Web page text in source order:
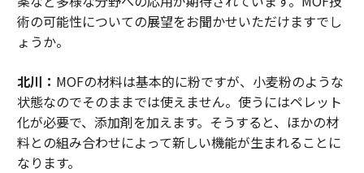
術の可能性についての展望をお聞かせいただけますでし
ょうか。
北川： MOFの材料は基本的に粉ですが、小麦粉のような
状態なのでそのままでは使えません。使うにはペレット
化が必要で、添加剤を加えます。そうすると、ほかの材
料との組み合わせによって新しい機能が生まれることに
なります。